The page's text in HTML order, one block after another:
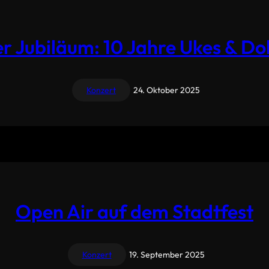
Jubiläum: 10 Jahre Ukes &
Konzert 24. Oktober 2025
Open Air auf dem Stadtfest
Konzert 19. September 2025